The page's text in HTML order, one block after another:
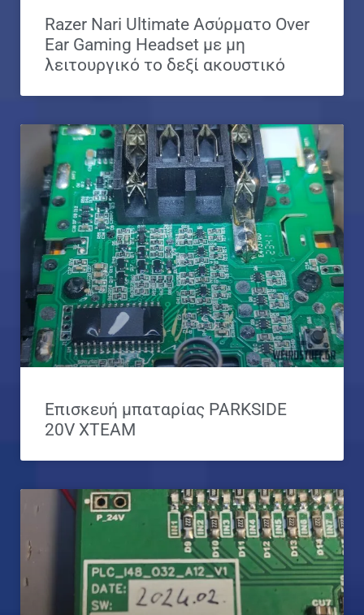
Razer Nari Ultimate Ασύρματο Over
Ear Gaming Headset με μη
λειτουργικό το δεξί ακουστικό
Επισκευή μπαταρίας PARKSIDE
20V XTEAM